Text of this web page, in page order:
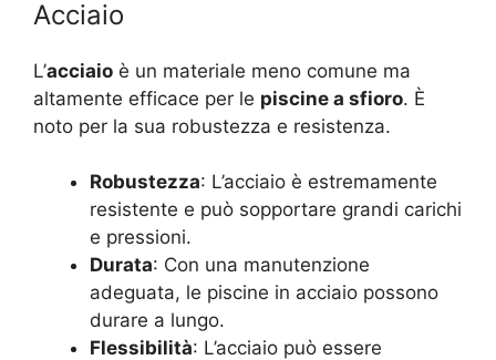
Acciaio
L’acciaio è un materiale meno comune ma
altamente efficace per le piscine a sfioro. È
noto per la sua robustezza e resistenza.
Robustezza: L’acciaio è estremamente
resistente e può sopportare grandi carichi
e pressioni.
Durata: Con una manutenzione
adeguata, le piscine in acciaio possono
durare a lungo.
Flessibilità: L’acciaio può essere